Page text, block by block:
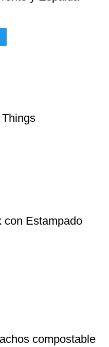
con Estampado
compostable